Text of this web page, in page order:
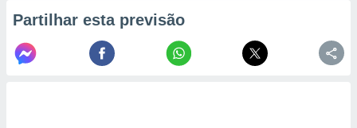
Partilhar esta previsão